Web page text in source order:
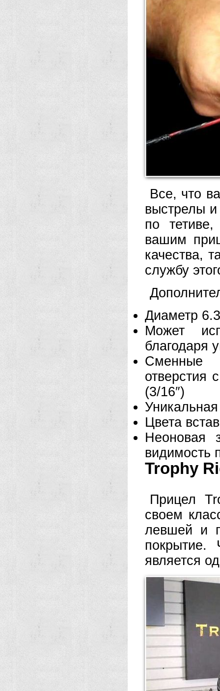
Все, что
выстрелы и
по
вашим
качества,
службу
Диаметр
Может
благодаря
Сменные
(3/16″)
Цвета
Неоновая
видимость
Trophy
Прицел
своем
левшей и
покрытие.
является